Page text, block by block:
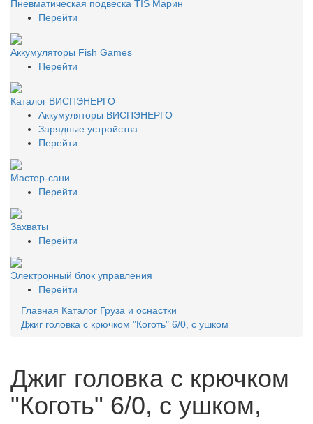
Пневматическая подвеска TIS Марин
Перейти
Аккумуляторы Fish Games
Перейти
Каталог ВИСПЭНЕРГО
Аккумуляторы ВИСПЭНЕРГО
Зарядные устройства
Перейти
Мастер-сани
Перейти
Захваты
Перейти
Электронный блок управления
Перейти
Главная Каталог Груза и оснастки
Джиг головка с крючком "Коготь" 6/0, с ушком
Джиг головка с крючком
"Коготь" 6/0, с ушком,